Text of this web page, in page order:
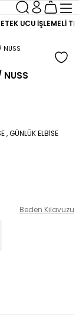
UCU İŞLEMELİ
NUSS
,GÜNLÜK ELBİSE
Beden Kılavuzu